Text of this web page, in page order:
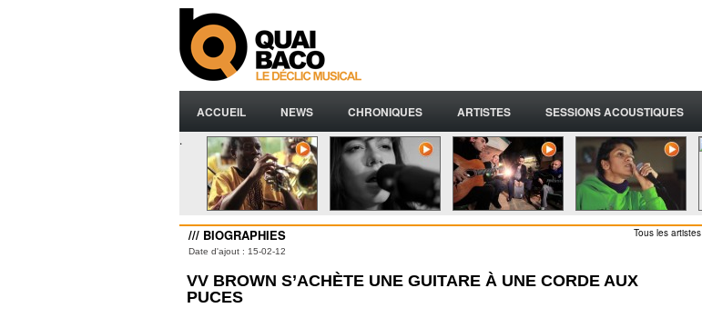
ACCUEIL NEWS CHRONIQUES ARTISTES SESSIONS ACOUSTIQUES
.
/// BIOGRAPHIES Tous les artistes
Date d'ajout : 15-02-12
VV BROWN S’ACHÈTE UNE GUITARE À UNE CORDE AUX
PUCES